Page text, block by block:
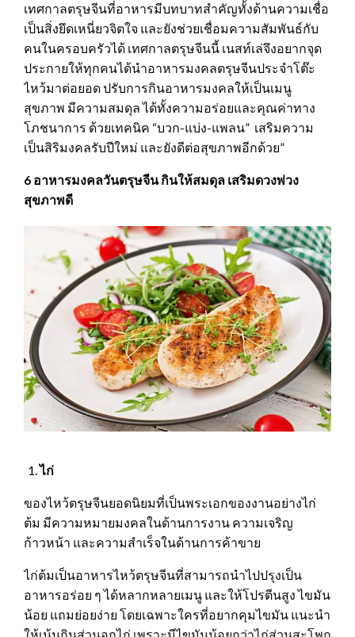
เทศกาลตรุษจีนที่อาหารมีบทบาทสำคัญทั้งด้านความเชื่อ
เป็นสิ่งยึดเหนี่ยวจิตใจ และยังช่วยเชื่อมความสัมพันธ์กับ
คนในครอบครัวได้ เทศกาลตรุษจีนนี้ เนสท์เล่จึงอยากจุด
ประกายให้ทุกคนได้นำอาหารมงคลตรุษจีนประจำโต๊ะ
ไหว้มาต่อยอด ปรับการกินอาหารมงคลให้เป็นเมนู
สุขภาพ มีความสมดุล ได้ทั้งความอร่อยและคุณค่าทาง
โภชนาการ ด้วยเทคนิค “บวก-แบ่ง-แพลน” เสริมความ
เป็นสิริมงคลรับปีใหม่ และยังดีต่อสุขภาพอีกด้วย”
6 อาหารมงคลวันตรุษจีน กินให้สมดุล เสริมดวงพ่วง
สุขภาพดี
ไก่
ของไหว้ตรุษจีนยอดนิยมที่เป็นพระเอกของงานอย่างไก่
ต้ม มีความหมายมงคลในด้านการงาน ความเจริญ
ก้าวหน้า และความสำเร็จในด้านการค้าขาย
ไก่ต้มเป็นอาหารไหว้ตรุษจีนที่สามารถนำไปปรุงเป็น
อาหารอร่อย ๆ ได้หลากหลายเมนู และให้โปรตีนสูง ไขมัน
น้อย แถมย่อยง่าย โดยเฉพาะใครที่อยากคุมไขมัน แนะนำ